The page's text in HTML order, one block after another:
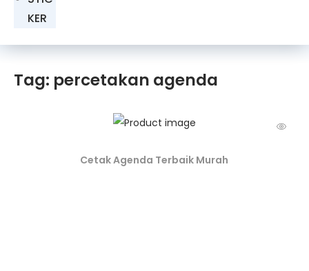
KER
Tag: percetakan agenda
Cetak Agenda Terbaik Murah